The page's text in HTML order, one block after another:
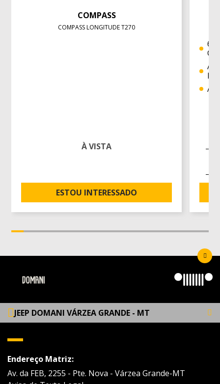
COMPASS
COMPASS LONGITUDE T270
À VISTA
ESTOU INTERESSADO
6
JEEP DOMANI VÁRZEA GRANDE - MT
Endereço Matriz:
Av. da FEB, 2255 - Pte. Nova - Várzea Grande-MT